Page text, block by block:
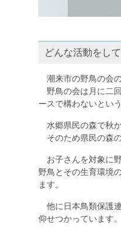
どんな活動をし
潮来市の野鳥の会
野鳥の会は月に二
ースで構わないとい
水郷県民の森で秋
そのため県民の森
お子さんを対象に
野鳥とその生育環境
ます。
他に日本鳥類保護
仰せつかっています